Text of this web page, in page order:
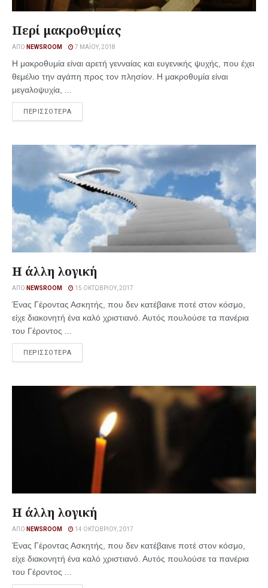
Περί μακροθυμίας
ΑΠΌ NEWSROOM 7 ΜΑΪ́ΟΥ, 2018
Η μακροθυμία είναι αρετή γενναίας και ευγενικής ψυχής, που έχει
θεμέλιο την αγάπη προς τον πλησίον. Η μακροθυμία είναι
μεγαλοψυχία, ...
ΠΕΡΙΣΣΟΤΕΡΑ
Η άλλη λογική
ΑΠΌ NEWSROOM 15 ΟΚΤΩΒΡΊΟΥ, 2017
Ένας Γέροντας Ασκητής, που δεν κατέβαινε ποτέ στον κόσμο,
είχε διακονητή ένα καλό χριστιανό. Αυτός πουλούσε τα πανέρια
του Γέροντος ...
ΠΕΡΙΣΣΟΤΕΡΑ
Η άλλη λογική
ΑΠΌ NEWSROOM 14 ΟΚΤΩΒΡΊΟΥ, 2017
Ένας Γέροντας Ασκητής, που δεν κατέβαινε ποτέ στον κόσμο,
είχε διακονητή ένα καλό χριστιανό. Αυτός πουλούσε τα πανέρια
του Γέροντος ...